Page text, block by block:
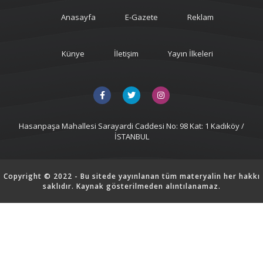
Anasayfa E-Gazete Reklam
Künye İletişim Yayın İlkeleri
Hasanpaşa Mahallesi Sarayardi Caddesi No: 98 Kat: 1 Kadıköy /
İSTANBUL
Copyright © 2022 - Bu sitede yayınlanan tüm materyalin her hakkı
saklıdır. Kaynak gösterilmeden alıntılanamaz.